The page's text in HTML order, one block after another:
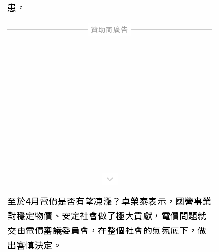
患。
至於4月電價是否有望凍漲？卓榮泰表示，國營事業
對穩定物價、安定社會做了極大貢獻，電價問題就
交由電價審議委員會，在整個社會的氣氛底下，做
出審慎決定。